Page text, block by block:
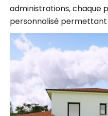
personnalisé